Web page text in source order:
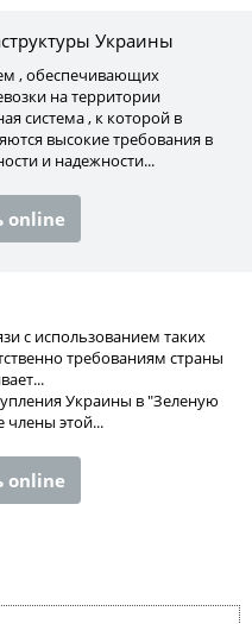
Украины
, обеспечивающих
на территории
система , к которой в
высокие требования в
и надежности...
online
с использованием таких
требованиям страны
Украины в "Зеленую
члены этой...
online